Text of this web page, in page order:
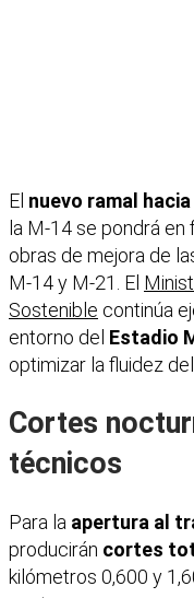
El nuevo ramal
la M-14 se pondrá
obras de mejora de
M-14 y M-21. El
Sostenible continúa
entorno del Estadio
optimizar la fluidez
Cortes
técnicos
Para la apertura al
producirán cortes
kilómetros 0,600 y